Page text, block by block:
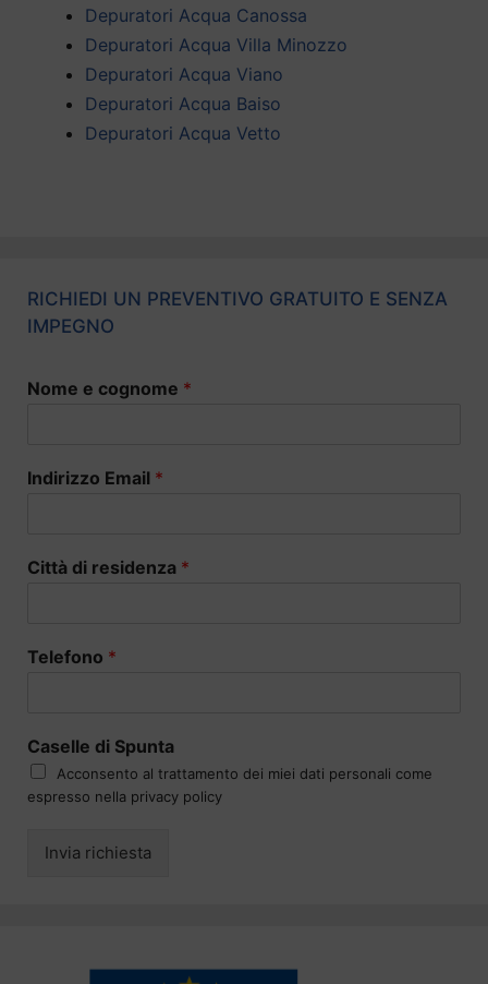
Depuratori Acqua Canossa
Depuratori Acqua Villa Minozzo
Depuratori Acqua Viano
Depuratori Acqua Baiso
Depuratori Acqua Vetto
RICHIEDI UN PREVENTIVO GRATUITO E SENZA
IMPEGNO
Nome e cognome *
Indirizzo Email *
Città di residenza *
Telefono *
Caselle di Spunta
Acconsento al trattamento dei miei dati personali come
espresso nella privacy policy
Invia richiesta